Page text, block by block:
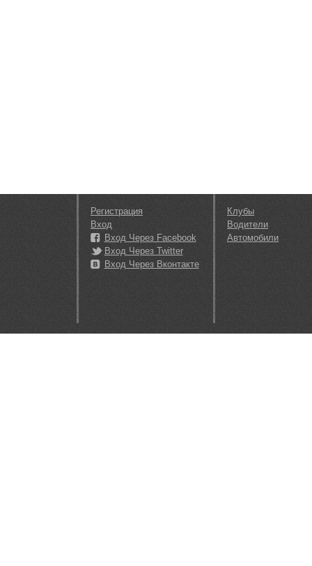
Регистрация
Вход
Вход Через Facebook
Вход Через Twitter
Вход Через Вконтакте
Клубы
Водители
Автомобили